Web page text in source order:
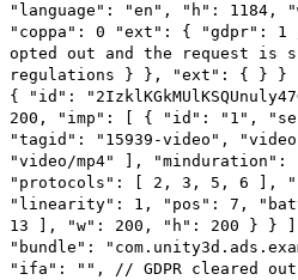
"language": "en", "h": 1184,
"coppa": 0 "ext": { "gdpr": 1
opted out and the request is
regulations } }, "ext": { } }
{ "id":
200, "imp": [ { "id": "1",
"tagid": "15939-video",
"video/mp4" ], "minduration":
"protocols": [ 2, 3, 5, 6 ],
"linearity": 1, "pos": 7,
13 ], "w": 200, "h": 200 } }
"bundle":
"ifa": "", // GDPR cleared